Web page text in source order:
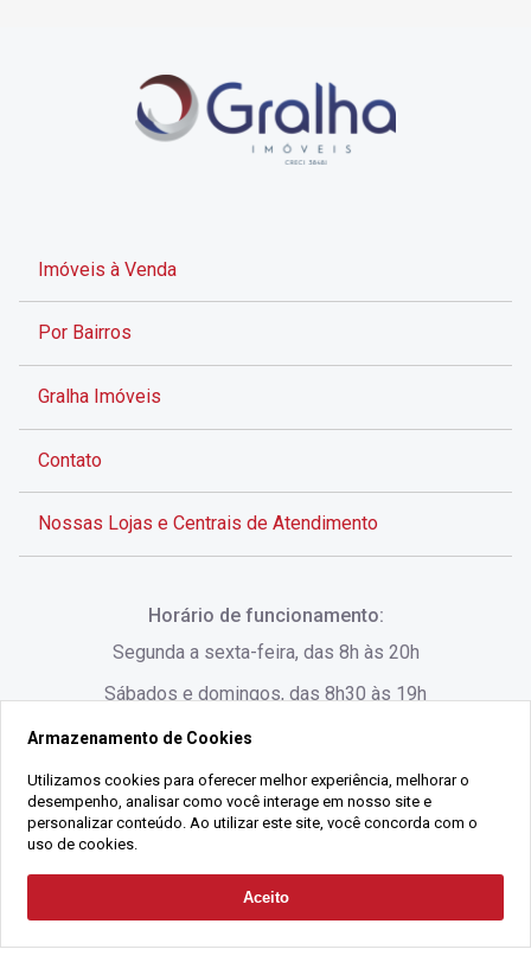
Solicitar Contato
Imóveis à Venda
Por Bairros
Gralha Imóveis
Contato
Nossas Lojas e Centrais de Atendimento
Rua Lauro Linhares, 1080 - Trindade, Florianópolis -
SC
(48) 3220-1045
Alameda César Nascimento, 549, Salas 1, 2 e 3 -
Jurerê, - Florianópolis - SC
Horário de funcionamento:
Segunda a sexta-feira, das 8h às 20h
Sábados e domingos, das 8h30 às 19h
2021 Copyright - Gralha Imóveis CRECI 008060/O - Todos os direitos
CNPJ:18.091.083/0001-37
Armazenamento de Cookies
Utilizamos cookies para oferecer melhor experiência, melhorar o
desempenho, analisar como você interage em nosso site e
personalizar conteúdo. Ao utilizar este site, você concorda com o
uso de cookies.
Aceito